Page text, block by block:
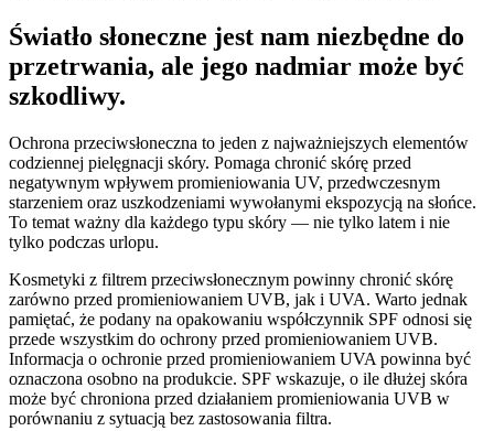
Światło słoneczne jest nam niezbędne do
przetrwania, ale jego nadmiar może być
szkodliwy.
Ochrona przeciwsłoneczna to jeden z najważniejszych elementów
codziennej pielęgnacji skóry. Pomaga chronić skórę przed
negatywnym wpływem promieniowania UV, przedwczesnym
starzeniem oraz uszkodzeniami wywołanymi ekspozycją na słońce.
To temat ważny dla każdego typu skóry — nie tylko latem i nie
tylko podczas urlopu.
Kosmetyki z filtrem przeciwsłonecznym powinny chronić skórę
zarówno przed promieniowaniem UVB, jak i UVA. Warto jednak
pamiętać, że podany na opakowaniu współczynnik SPF odnosi się
przede wszystkim do ochrony przed promieniowaniem UVB.
Informacja o ochronie przed promieniowaniem UVA powinna być
oznaczona osobno na produkcie. SPF wskazuje, o ile dłużej skóra
może być chroniona przed działaniem promieniowania UVB w
porównaniu z sytuacją bez zastosowania filtra.